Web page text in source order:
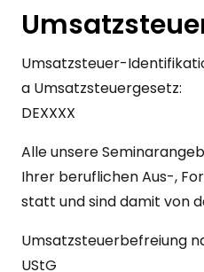
Umsatzsteuer-
a Umsatzsteuergesetz:
DEXXXX
Alle unsere
Ihrer beruflichen Aus-,
statt und sind damit von
Umsatzsteuerbefreiung
UStG